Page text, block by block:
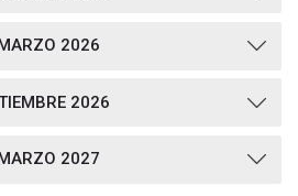
2026
2026
2027